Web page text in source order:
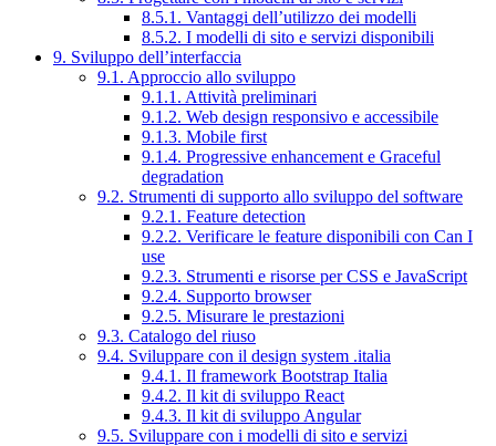
8.5.1. Vantaggi dell’utilizzo dei modelli
8.5.2. I modelli di sito e servizi disponibili
9. Sviluppo dell’interfaccia
9.1. Approccio allo sviluppo
9.1.1. Attività preliminari
9.1.2. Web design responsivo e accessibile
9.1.3. Mobile first
9.1.4. Progressive enhancement e Graceful
degradation
9.2. Strumenti di supporto allo sviluppo del software
9.2.1. Feature detection
9.2.2. Verificare le feature disponibili con Can I
use
9.2.3. Strumenti e risorse per CSS e JavaScript
9.2.4. Supporto browser
9.2.5. Misurare le prestazioni
9.3. Catalogo del riuso
9.4. Sviluppare con il design system .italia
9.4.1. Il framework Bootstrap Italia
9.4.2. Il kit di sviluppo React
9.4.3. Il kit di sviluppo Angular
9.5. Sviluppare con i modelli di sito e servizi